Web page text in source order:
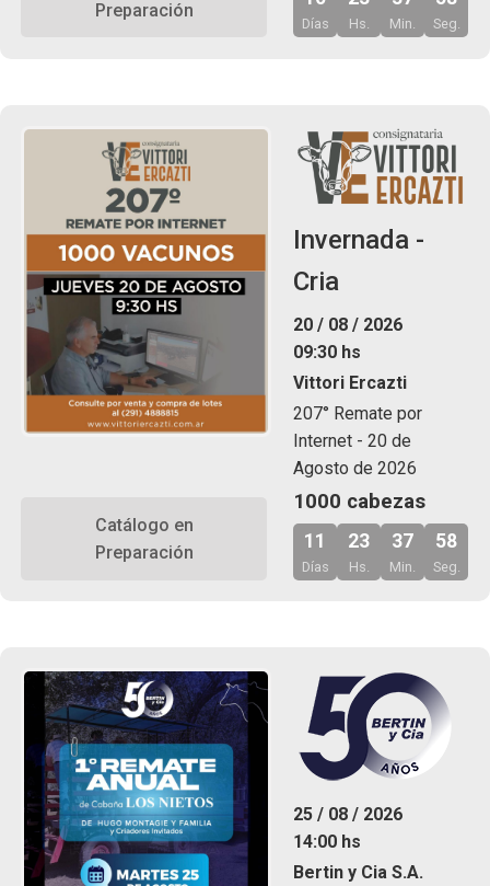
Preparación
Días Hs. Min. Seg.
Catálogo en
Preparación
Invernada -
Cria
20 / 08 / 2026
09:30 hs
Vittori Ercazti
207° Remate por
Internet - 20 de
Agosto de 2026
1000 cabezas
11
Días
23
Hs.
37
Min.
57
Seg.
25 / 08 / 2026
14:00 hs
Bertin y Cia S.A.